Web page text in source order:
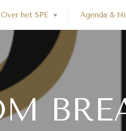
Over het SPE Agenda &